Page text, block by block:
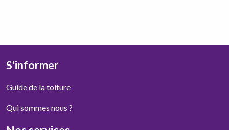
S'informer
Guide de la toiture
Qui sommes nous ?